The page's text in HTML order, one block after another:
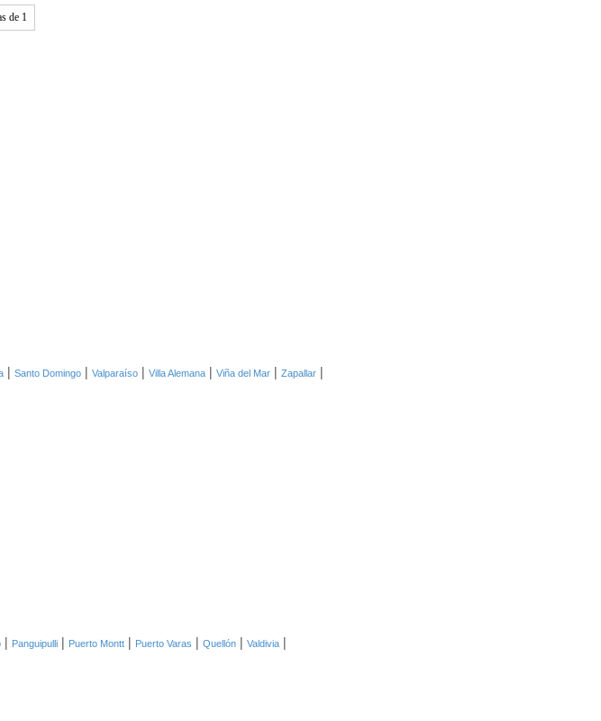
de 1
| Santo Domingo | Valparaíso | Villa Alemana | Viña del Mar | Zapallar |
| Panguipulli | Puerto Montt | Puerto Varas | Quellón | Valdivia |